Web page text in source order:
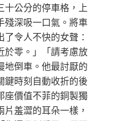
十公分的停車格，上
殘深吸一口氣。將車
令人不快的女聲：
於零。」「請考慮放
地倒車。他最討厭的
鍵時刻自動收折的後
座價值不菲的銅製獨
羞澀的耳朵一樣，